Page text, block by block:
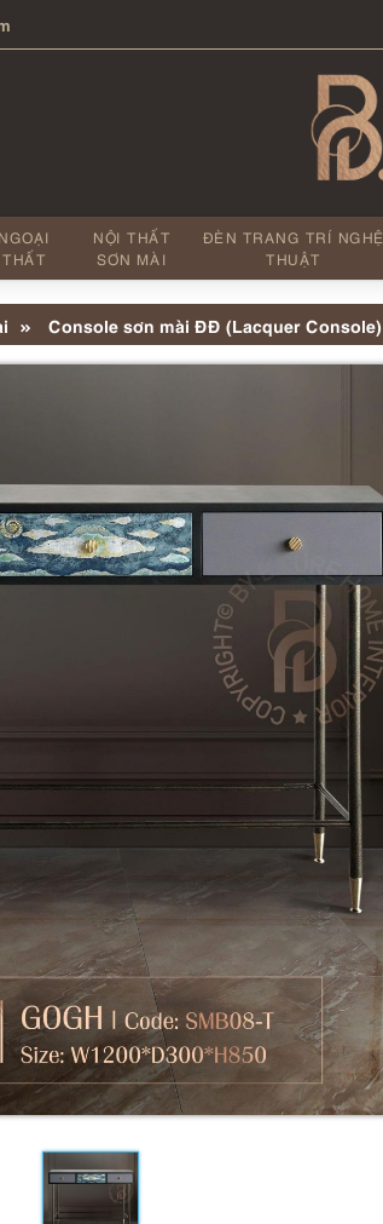
NGOẠI
THẤT
NỘI THẤT
SƠN MÀI
ĐÈN TRANG TRÍ NGHỆ
THUẬT
Console sơn mài ĐĐ (Lacquer Console)